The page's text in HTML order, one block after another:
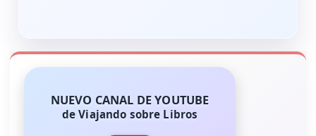
NUEVO CANAL DE YOUTUBE
de Viajando sobre Libros